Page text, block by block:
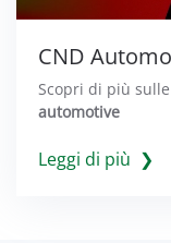
CND
Scopri di più
automotive
Leggi di più ❯